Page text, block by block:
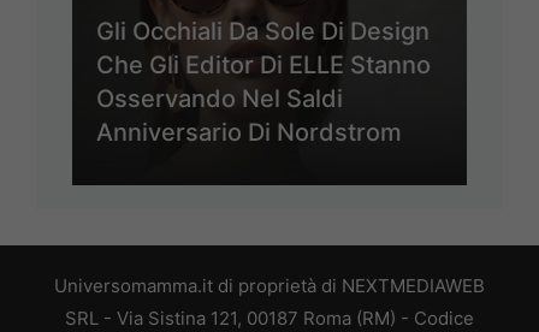
Gli Occhiali Da Sole Di Design
Che Gli Editor Di ELLE Stanno
Osservando Nel Saldi
Anniversario Di Nordstrom
Universomamma.it di proprietà di NEXTMEDIAWEB
SRL - Via Sistina 121, 00187 Roma (RM) - Codice